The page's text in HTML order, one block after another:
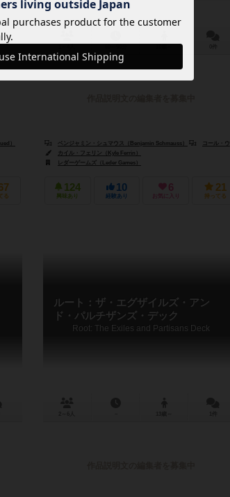
）
る
ベンジャミン・シュマウス（Benjamin Schmauss）
コール・ウェーレ（Cole Wehrle）
カイル・フェリン（Kyle Ferrin）
レダーゲームズ（Leder Games）
124
興味あり
10
経験あり
6
お気に入り
21
持ってる
ルート：ザ・エグザイルズ・アン
ド・パルチザンズ・デック
Root: The Exiles and Partisans Deck